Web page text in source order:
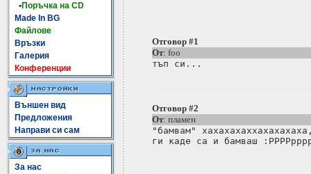
•Поръчка на CD
Made In BG
Файлове
Връзки
Галерия
Конференции
Външен вид
Предложения
Направи си сам
За нас
Отговор #1
От: foo
Отговор #2
От: пламен
"бамвам"